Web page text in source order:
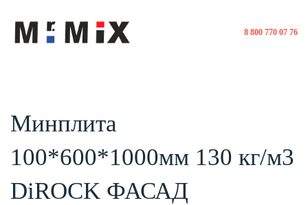
8 800 770 07 76
Минплита
100*600*1000мм 130 кг/м3
DiROCK ФАСАД